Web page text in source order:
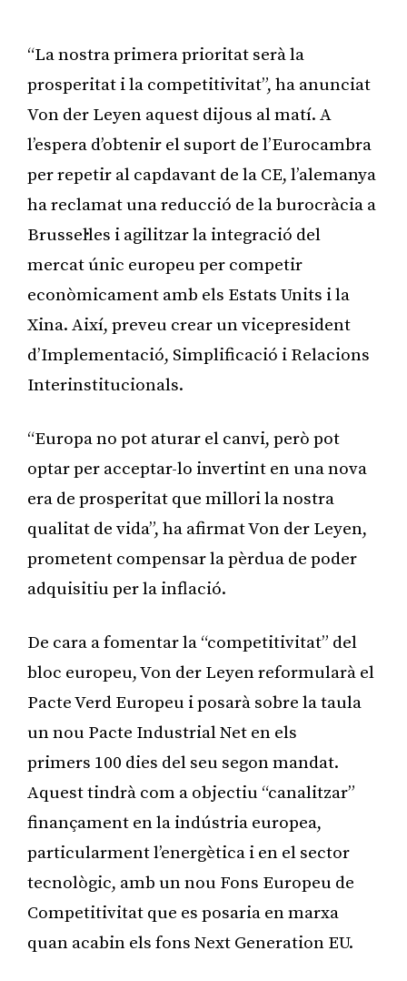
“La nostra primera prioritat serà la
prosperitat i la competitivitat”, ha anunciat
Von der Leyen aquest dijous al matí. A
l’espera d’obtenir el suport de l’Eurocambra
per repetir al capdavant de la CE, l’alemanya
ha reclamat una reducció de la burocràcia a
Brussel·les i agilitzar la integració del
mercat únic europeu per competir
econòmicament amb els Estats Units i la
Xina. Així, preveu crear un vicepresident
d’Implementació, Simplificació i Relacions
Interinstitucionals.
“Europa no pot aturar el canvi, però pot
optar per acceptar-lo invertint en una nova
era de prosperitat que millori la nostra
qualitat de vida”, ha afirmat Von der Leyen,
prometent compensar la pèrdua de poder
adquisitiu per la inflació.
De cara a fomentar la “competitivitat” del
bloc europeu, Von der Leyen reformularà el
Pacte Verd Europeu i posarà sobre la taula
un nou Pacte Industrial Net en els
primers 100 dies del seu segon mandat.
Aquest tindrà com a objectiu “canalitzar”
finançament en la indústria europea,
particularment l’energètica i en el sector
tecnològic, amb un nou Fons Europeu de
Competitivitat que es posaria en marxa
quan acabin els fons Next Generation EU.